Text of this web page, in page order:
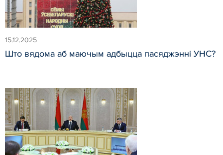
15.12.2025
Што вядома аб маючым адбыцца пасяджэнні УНС?